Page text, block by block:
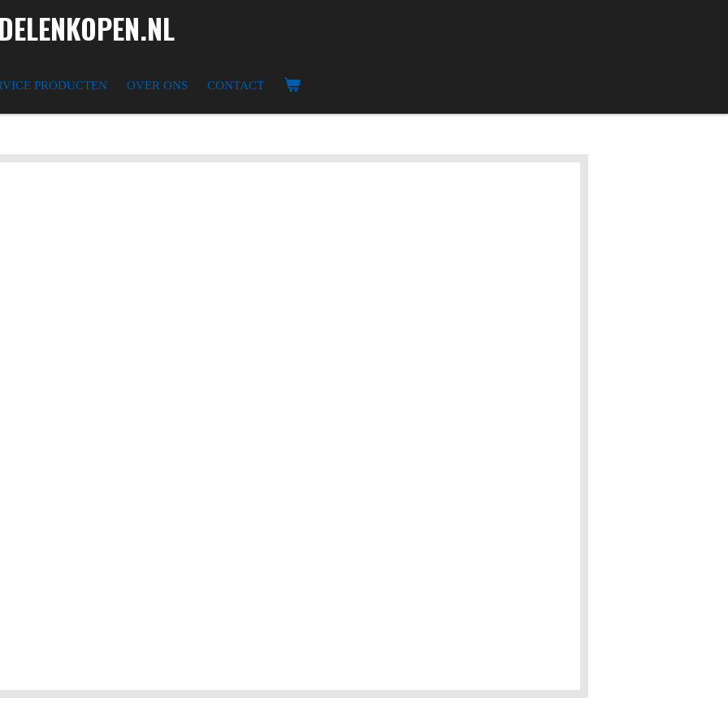
PRODUCTEN OVER ONS CONTACT